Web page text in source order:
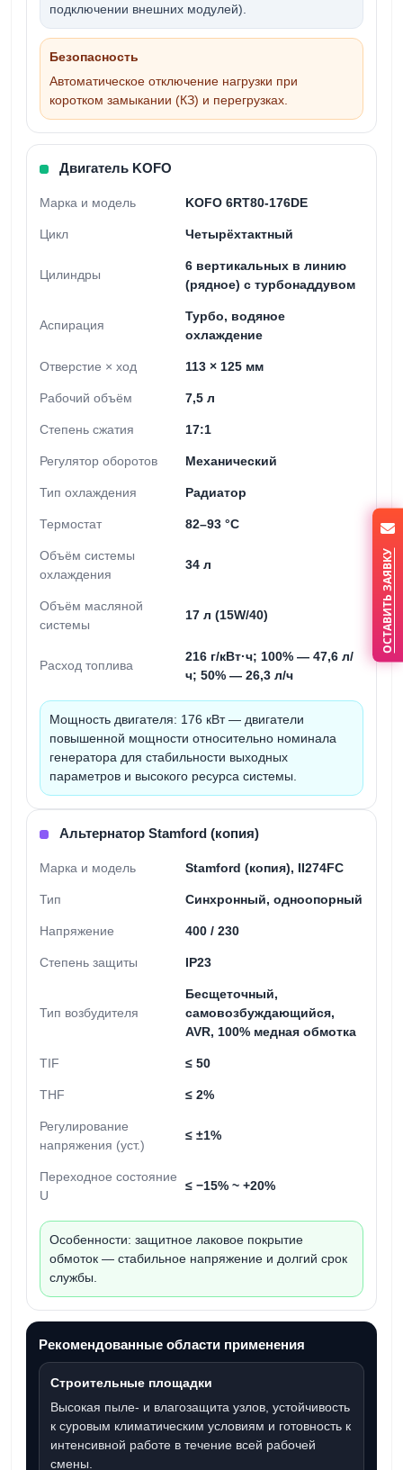
подключении внешних модулей).
Безопасность
Автоматическое отключение нагрузки при
коротком замыкании (КЗ) и перегрузках.
Двигатель KOFO
Марка и модель KOFO 6RT80-176DE
Цикл Четырёхтактный
Цилиндры
6 вертикальных в линию
(рядное) с турбонаддувом
Аспирация
Турбо, водяное
охлаждение
Отверстие × ход 113 × 125 мм
Рабочий объём 7,5 л
Степень сжатия 17:1
Регулятор оборотов Механический
Тип охлаждения Радиатор
Термостат 82–93 °C
Объём системы
охлаждения
34 л
Объём масляной
системы
17 л (15W/40)
Расход топлива
216 г/кВт·ч; 100% — 47,6 л/
ч; 50% — 26,3 л/ч
Мощность двигателя: 176 кВт — двигатели
повышенной мощности относительно номинала
генератора для стабильности выходных
параметров и высокого ресурса системы.
Альтернатор Stamford (копия)
Марка и модель Stamford (копия), II274FC
Тип Синхронный, одноопорный
Напряжение 400 / 230
Степень защиты IP23
Тип возбудителя
Бесщеточный,
самовозбуждающийся,
AVR, 100% медная обмотка
TIF ≤ 50
THF ≤ 2%
Регулирование
напряжения (уст.)
≤ ±1%
Переходное состояние
U
≤ −15% ~ +20%
Особенности: защитное лаковое покрытие
обмоток — стабильное напряжение и долгий срок
службы.
Рекомендованные области применения
Строительные площадки
Высокая пыле- и влагозащита узлов, устойчивость
к суровым климатическим условиям и готовность к
интенсивной работе в течение всей рабочей
смены.
ОСТАВИТЬ ЗАЯВКУ